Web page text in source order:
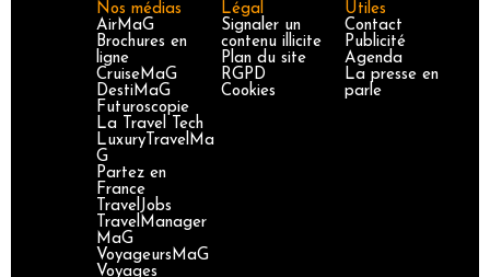
Nos médias
AirMaG
Brochures en
ligne
CruiseMaG
DestiMaG
Futuroscopie
La Travel Tech
LuxuryTravelMa
G
Partez en
France
TravelJobs
TravelManager
MaG
VoyageursMaG
Voyages
Légal
Signaler un
contenu illicite
Plan du site
RGPD
Cookies
Utiles
Contact
Publicité
Agenda
La presse en
parle